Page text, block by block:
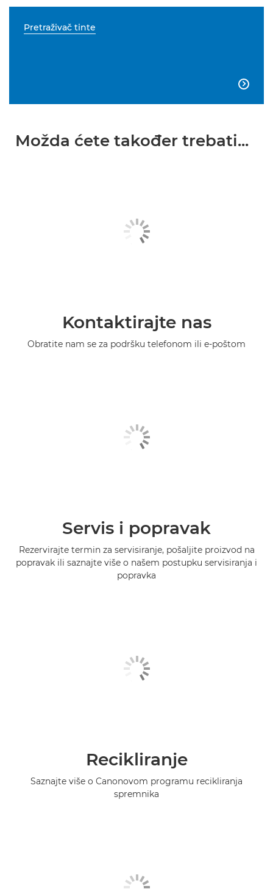
Pretraživač tinte

Možda ćete također trebati...
Kontaktirajte nas
Obratite nam se za podršku telefonom ili e-poštom
Servis i popravak
Rezervirajte termin za servisiranje, pošaljite proizvod na
popravak ili saznajte više o našem postupku servisiranja i
popravka
Recikliranje
Saznajte više o Canonovom programu recikliranja
spremnika